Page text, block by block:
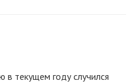
в текущем году случился